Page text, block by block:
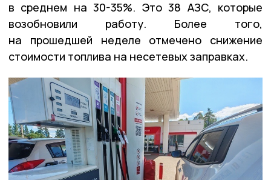
в среднем на 30-35%. Это 38 АЗС, которые
возобновили работу. Более того,
на прошедшей неделе отмечено снижение
стоимости топлива на несетевых заправках.